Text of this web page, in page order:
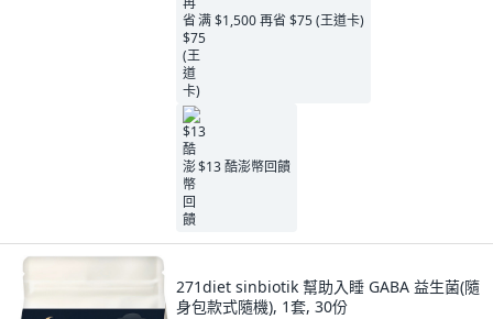
满 $1,500 再省 $75 (王道卡)
$13 酷澎幣回饋
271diet sinbiotik 幫助入睡 GABA 益生菌(隨
身包款式隨機), 1套, 30份